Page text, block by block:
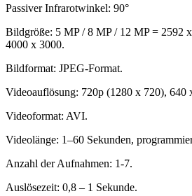
Passiver Infrarotwinkel: 90°
Bildgröße: 5 MP / 8 MP / 12 MP = 2592
4000 x 3000.
Bildformat: JPEG-Format.
Videoauflösung: 720p (1280 x 720), 640
Videoformat: AVI.
Videolänge: 1–60 Sekunden,
Anzahl der Aufnahmen: 1-7.
Auslösezeit: 0,8 – 1 Sekunde.